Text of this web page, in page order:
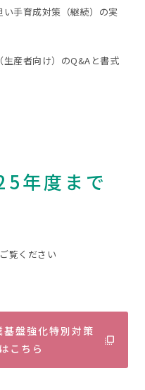
手育成対策（継続）の実
産者向け）のQ&Aと書式
年度まで
覧ください
盤強化特別対策
こちら